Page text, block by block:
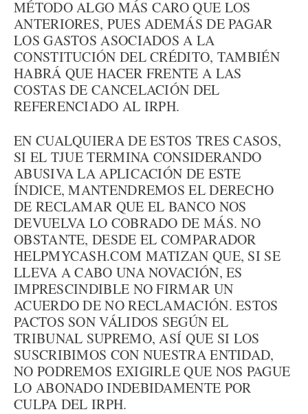
MÉTODO ALGO MÁS CARO QUE LOS
ANTERIORES, PUES ADEMÁS DE PAGAR
LOS GASTOS ASOCIADOS A LA
CONSTITUCIÓN DEL CRÉDITO, TAMBIÉN
HABRÁ QUE HACER FRENTE A LAS
COSTAS DE CANCELACIÓN DEL
REFERENCIADO AL IRPH.
EN CUALQUIERA DE ESTOS TRES CASOS,
SI EL TJUE TERMINA CONSIDERANDO
ABUSIVA LA APLICACIÓN DE ESTE
ÍNDICE, MANTENDREMOS EL DERECHO
DE RECLAMAR QUE EL BANCO NOS
DEVUELVA LO COBRADO DE MÁS. NO
OBSTANTE, DESDE EL COMPARADOR
HELPMYCASH.COM MATIZAN QUE, SI SE
LLEVA A CABO UNA NOVACIÓN, ES
IMPRESCINDIBLE NO FIRMAR UN
ACUERDO DE NO RECLAMACIÓN. ESTOS
PACTOS SON VÁLIDOS SEGÚN EL
TRIBUNAL SUPREMO, ASÍ QUE SI LOS
SUSCRIBIMOS CON NUESTRA ENTIDAD,
NO PODREMOS EXIGIRLE QUE NOS PAGUE
LO ABONADO INDEBIDAMENTE POR
CULPA DEL IRPH.